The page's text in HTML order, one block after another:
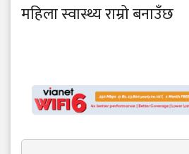
महिला स्वास्थ्य राम्रो बनाउँछ